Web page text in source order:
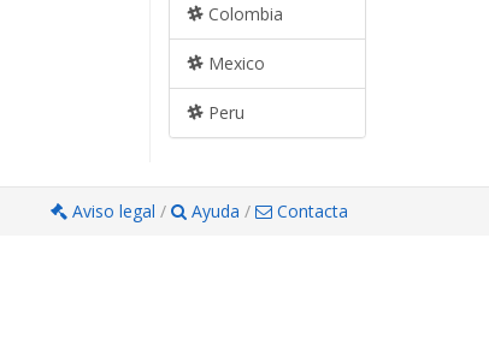
Colombia
Mexico
Peru
Aviso legal / Ayuda / Contacta